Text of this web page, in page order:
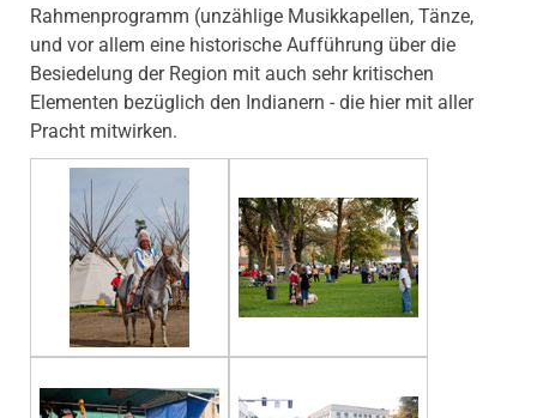
Rahmenprogramm (unzählige Musikkapellen, Tänze,
und vor allem eine historische Aufführung über die
Besiedelung der Region mit auch sehr kritischen
Elementen bezüglich den Indianern - die hier mit aller
Pracht mitwirken.